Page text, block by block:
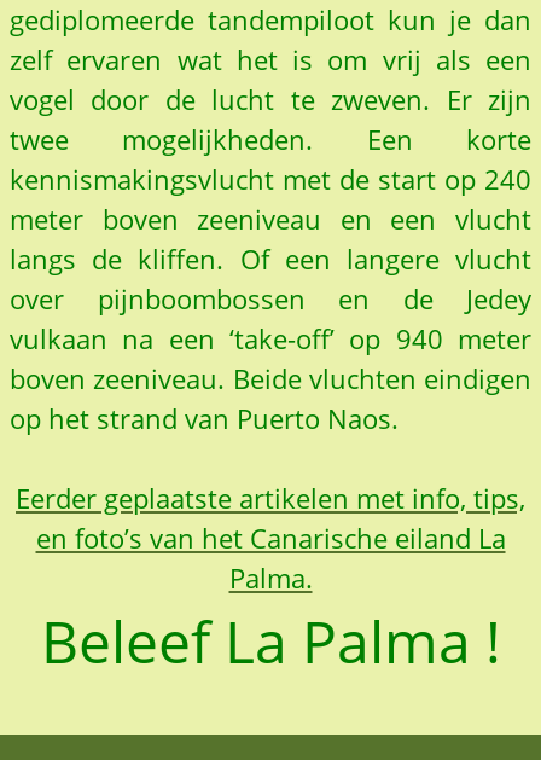
gediplomeerde tandempiloot kun je dan
zelf ervaren wat het is om vrij als een
vogel door de lucht te zweven. Er zijn
twee mogelijkheden. Een korte
kennismakingsvlucht met de start op 240
meter boven zeeniveau en een vlucht
langs de kliffen. Of een langere vlucht
over pijnboombossen en de Jedey
vulkaan na een ‘take-off’ op 940 meter
boven zeeniveau. Beide vluchten eindigen
op het strand van Puerto Naos.
Eerder geplaatste artikelen met info, tips,
en foto’s van het Canarische eiland La
Palma.
Beleef La Palma !